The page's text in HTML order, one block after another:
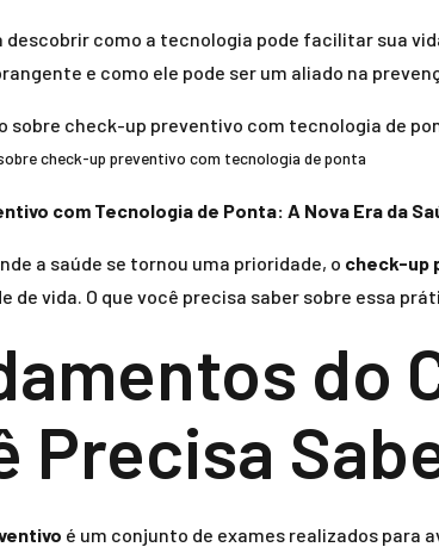
descobrir como a tecnologia pode facilitar sua
e como ele pode ser um aliado na
check-up preventivo com tecnologia de ponta
com Tecnologia de Ponta: A Nova Era da
a saúde se tornou uma prioridade, o check-up
de vida. O que você precisa saber sobre essa
do
Precisa
é um conjunto de exames realizados para